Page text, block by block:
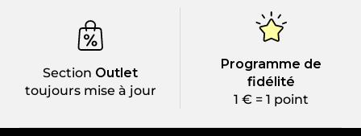
Section Outlet
toujours mise à jour
Programme de
fidélité
1 € = 1 point